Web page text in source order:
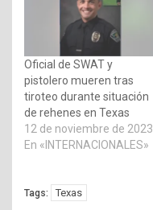
Oficial de SWAT y
pistolero mueren tras
tiroteo durante situación
de rehenes en Texas
12 de noviembre de 2023
En «INTERNACIONALES»
Tags: Texas